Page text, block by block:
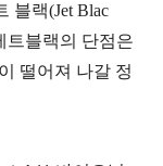
블랙(Jet Blac
트블랙의 단점은
떨어져 나갈 정